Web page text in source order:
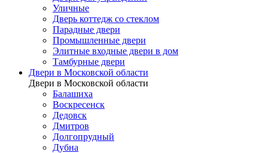
Уличные
Дверь коттедж со стеклом
Парадные двери
Промышленные двери
Элитные входные двери в дом
Тамбурные двери
Двери в Московской области
Двери в Московской области
Балашиха
Воскресенск
Дедовск
Дмитров
Долгопрудный
Дубна